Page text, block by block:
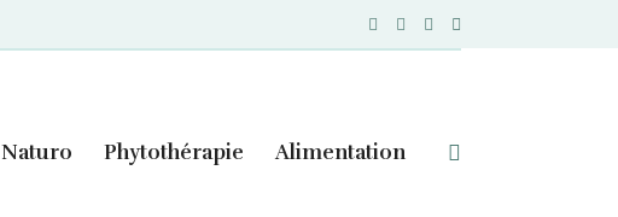
Naturo Phytothérapie Alimentation